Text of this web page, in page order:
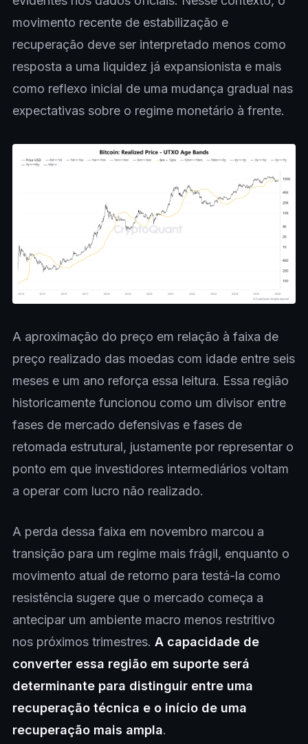
movimento recente de estabilização e
recuperação deve ser interpretado menos como
resposta a uma liquidez já expansionista e mais
como reflexo inicial de uma mudança gradual nas
expectativas sobre o regime monetário à frente.
A aproximação do preço em relação à faixa de
preço realizado das moedas com idade entre seis
meses e um ano reforça essa leitura. Essa região
historicamente funcionou como um divisor entre
fases de mercado defensivas e fases de
retomada estrutural, justamente por representar o
ponto em que investidores intermediários voltam
a operar com lucro não realizado.
A perda dessa faixa em novembro marcou a
transição para um regime mais frágil, enquanto o
movimento atual de retorno para testá-la como
resistência sugere que o mercado começa a
antecipar um ambiente macro menos restritivo
nos próximos trimestres. A capacidade de
converter essa região em suporte será
determinante para distinguir entre uma
recuperação técnica e o início de uma
recuperação mais ampla.